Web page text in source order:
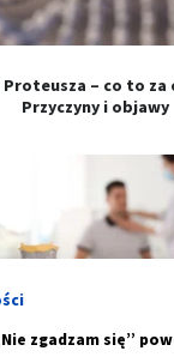
Proteusza – co to za
Przyczyny i objawy
zgadzam się”